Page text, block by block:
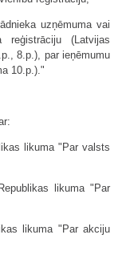
uzņēmuma vai
reģistrāciju (Latvijas
8.p.), par ieņēmumu
10.p.)."
likuma "Par valsts
likuma "Par
likuma "Par akciju